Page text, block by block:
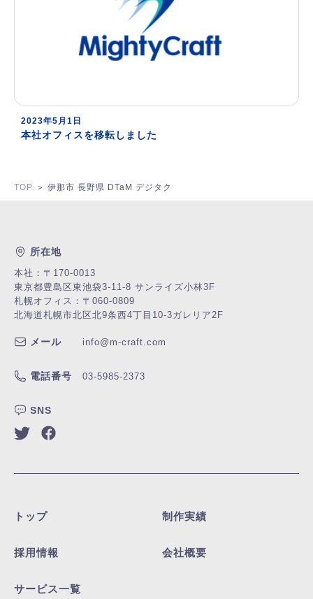
2023年5月1日
本社オフィスを移転しました
TOP > 伊那市 長野県 DTaM デジタク
所在地
本社：〒170-0013
東京都豊島区東池袋3-11-8 サンライズ小林3F
札幌オフィス：〒060-0809
北海道札幌市北区北9条西4丁目10-3ガレリア2F
メール info@m-craft.com
電話番号 03-5985-2373
SNS
トップ 制作実績
採用情報 会社概要
サービス一覧